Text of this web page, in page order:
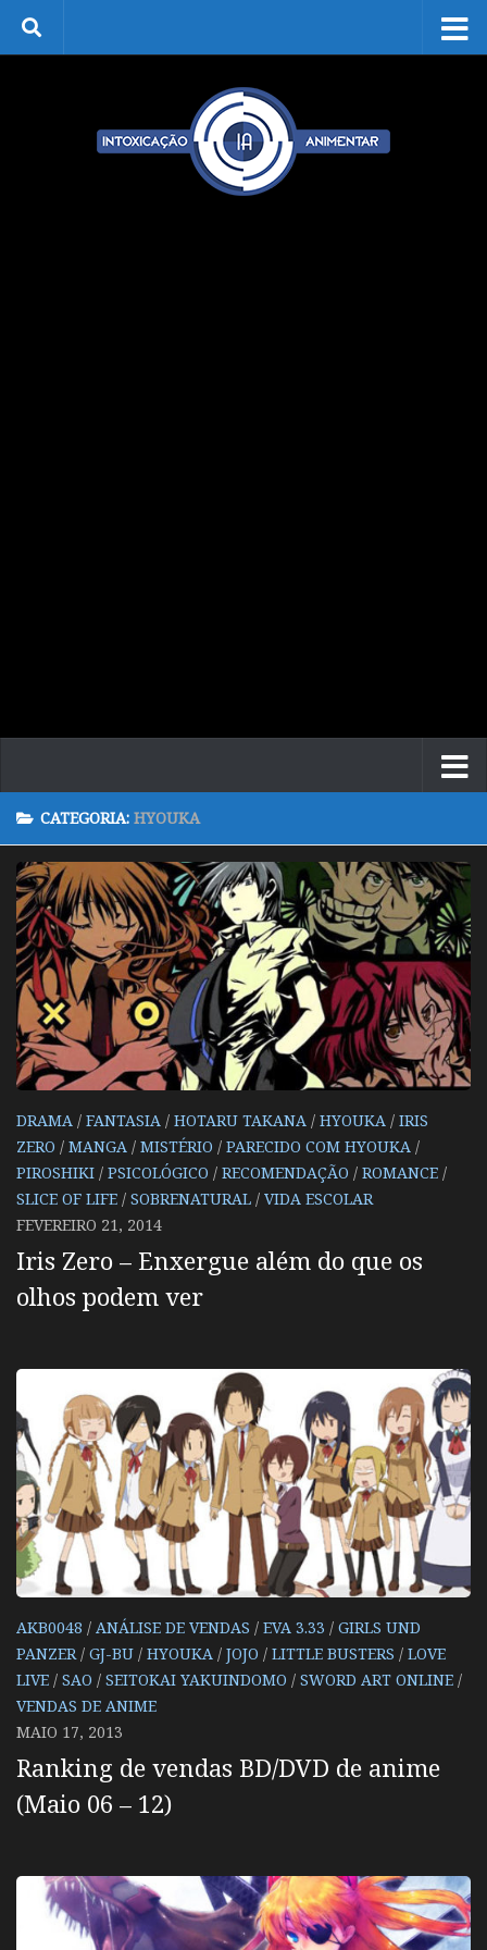
Skip to content
CATEGORIA: HYOUKA
DRAMA / FANTASIA / HOTARU TAKANA / HYOUKA / IRIS
ZERO / MANGA / MISTÉRIO / PARECIDO COM HYOUKA /
PIROSHIKI / PSICOLÓGICO / RECOMENDAÇÃO / ROMANCE /
SLICE OF LIFE / SOBRENATURAL / VIDA ESCOLAR
FEVEREIRO 21, 2014
Iris Zero – Enxergue além do que os
olhos podem ver
AKB0048 / ANÁLISE DE VENDAS / EVA 3.33 / GIRLS UND
PANZER / GJ-BU / HYOUKA / JOJO / LITTLE BUSTERS / LOVE
LIVE / SAO / SEITOKAI YAKUINDOMO / SWORD ART ONLINE /
VENDAS DE ANIME
MAIO 17, 2013
Ranking de vendas BD/DVD de anime
(Maio 06 – 12)